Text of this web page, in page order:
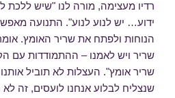
רדיו מעצימה, מורה לנו "שיש
ידוע… יש לנוע לנוע". התנועה
הנוחות ולפתח את שריר האומץ.
שריר ויש לאמנו – ההתמודדות עם
שריר אומץ". העצלות לא תוביל
שנצליח לבלוע אנחנו לועסים, זה